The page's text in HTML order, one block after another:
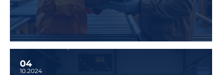
04
10.2024